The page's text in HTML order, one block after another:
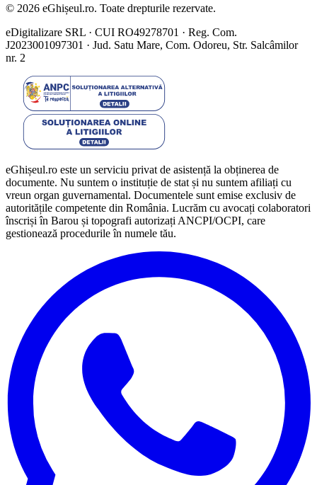
© 2026 eGhișeul.ro. Toate drepturile rezervate.
eDigitalizare SRL · CUI RO49278701 · Reg. Com.
J2023001097301 · Jud. Satu Mare, Com. Odoreu, Str. Salcâmilor
nr. 2
eGhișeul.ro este un serviciu privat de asistență la obținerea de
documente. Nu suntem o instituție de stat și nu suntem afiliați cu
vreun organ guvernamental. Documentele sunt emise exclusiv de
autoritățile competente din România. Lucrăm cu avocați colaboratori
înscriși în Barou și topografi autorizați ANCPI/OCPI, care
gestionează procedurile în numele tău.